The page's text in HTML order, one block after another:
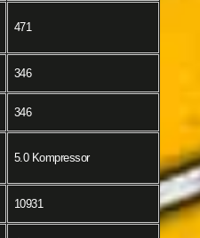
471
346
346
5.0 Kompressor
10931